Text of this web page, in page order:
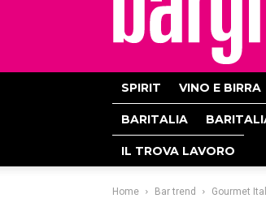
SPIRIT VINO E BIRRA
BARITALIA
IL TROVA LAVORO
Home Bar trend Gourmet